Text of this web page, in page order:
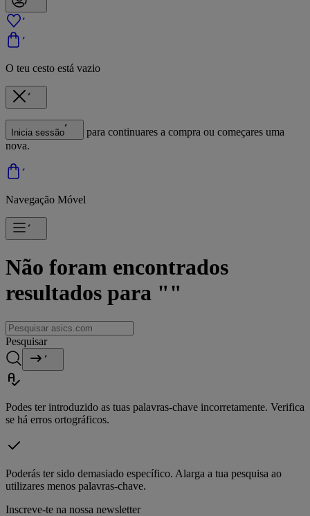
O teu cesto está vazio
Inicia sessão
para continuares a compra ou começares uma
nova.
Navegação Móvel
Não foram encontrados
resultados para ""
Pesquisar
Podes ter introduzido as tuas palavras-chave incorretamente. Verifica
se há erros ortográficos.
Poderás ter sido demasiado específico. Alarga a tua pesquisa ao
utilizares menos palavras-chave.
Inscreve-te na nossa newsletter